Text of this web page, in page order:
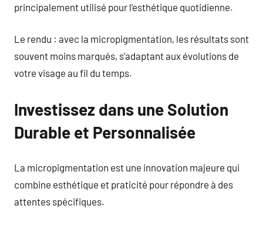
principalement utilisé pour l’esthétique quotidienne.
Le rendu : avec la micropigmentation, les résultats sont
souvent moins marqués, s’adaptant aux évolutions de
votre visage au fil du temps.
Investissez dans une Solution
Durable et Personnalisée
La micropigmentation est une innovation majeure qui
combine esthétique et praticité pour répondre à des
attentes spécifiques.